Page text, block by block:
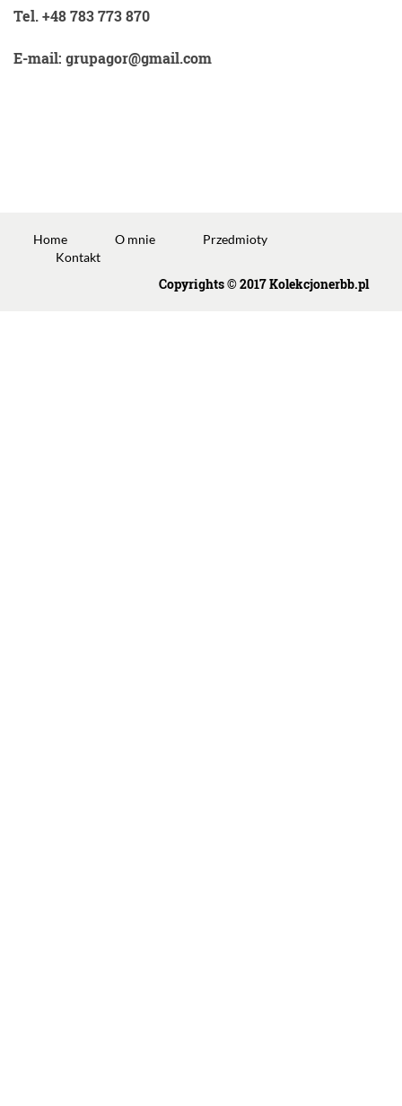
Tel. +48 783 773 870
E-mail: grupagor@gmail.com
Home O mnie
Przedmioty
Kontakt
Copyrights © 2017 Kolekcjonerbb.pl